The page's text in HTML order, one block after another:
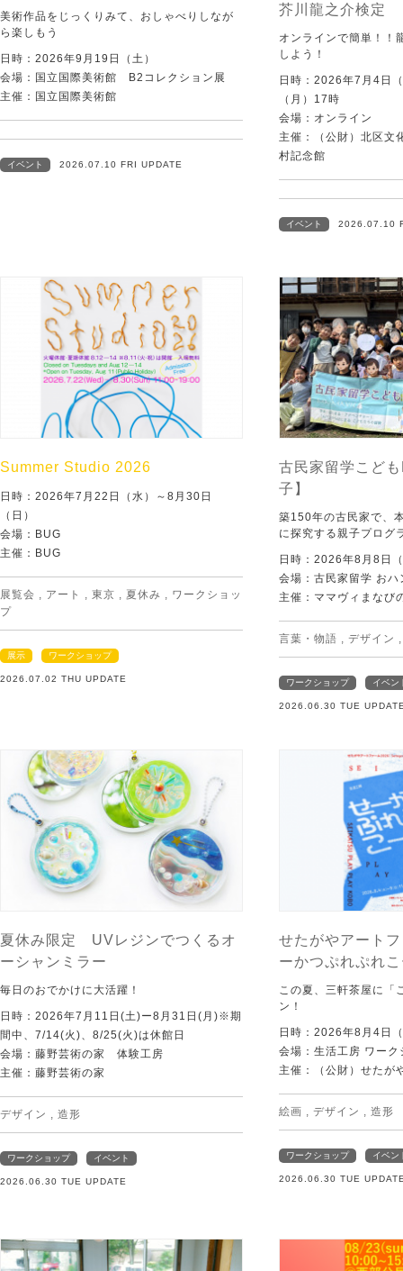
美術作品をじっくりみて、おしゃべりしなが
ら楽しもう
日時：2026年9月19日（土）
会場：国立国際美術館 B2コレクション展
主催：国立国際美術館
イベント 2026.07.10 FRI UPDATE
芥川龍之介検定
オンラインで簡単！！
しよう！
日時：2026年7月4日
（月）17時
会場：オンライン
主催：（公財）北区
村記念館
イベント 2026.07.10
Summer Studio 2026
日時：2026年7月22日（水）～8月30日
（日）
会場：BUG
主催：BUG
展覧会 アート 東京 夏休み
ワークショッ
プ
展示 ワークショップ
2026.07.02 THU UPDATE
古民家留学こど
子】
築150年の古民家で、
に探究する親子プログ
日時：2026年8月8日
会場：古民家留学 おハ
主催：ママヴィまなび
言葉・物語 デザイン
ワークショップ イベン
2026.06.30 TUE
夏休み限定 UVレジンでつくるオ
ーシャンミラー
毎日のおでかけに大活躍！
日時：2026年7月11日(土)ー8月31日(月)※期
間中、7/14(火)、8/25(火)は休館日
会場：藤野芸術の家 体験工房
主催：藤野芸術の家
デザイン 造形
ワークショップ イベント
2026.06.30 TUE UPDATE
せたがやアート
ーかつぷれぷれ
この夏、三軒茶屋に「
ン！
日時：2026年8月4日
会場：生活工房 ワー
主催：（公財）せたが
絵画 デザイン 造形
ワークショップ イベン
2026.06.30 TUE